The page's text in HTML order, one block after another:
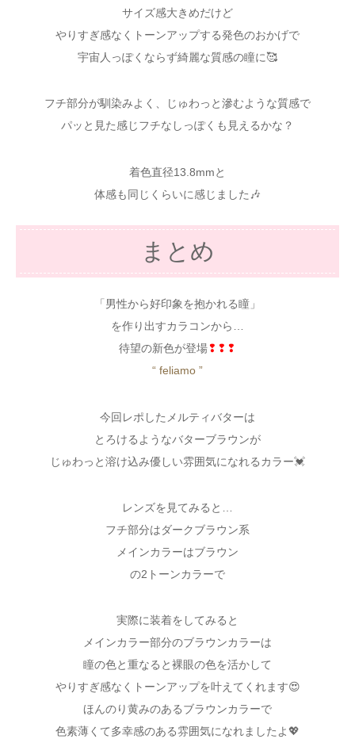
サイズ感大きめだけど
やりすぎ感なくトーンアップする発色のおかげで
宇宙人っぽくならず綺麗な質感の瞳に🥰
フチ部分が馴染みよく、じゅわっと滲むような質感で
パッと見た感じフチなしっぽくも見えるかな？
着色直径13.8mmと
体感も同じくらいに感じました🎶
まとめ
「男性から好印象を抱かれる瞳」
を作り出すカラコンから…
待望の新色が登場❢❢❢
“ feliamo ”
今回レポしたメルティバターは
とろけるようなバターブラウンが
じゅわっと溶け込み優しい雰囲気になれるカラー💓
レンズを見てみると…
フチ部分はダークブラウン系
メインカラーはブラウン
の2トーンカラーで
実際に装着をしてみると
メインカラー部分のブラウンカラーは
瞳の色と重なると裸眼の色を活かして
やりすぎ感なくトーンアップを叶えてくれます😍
ほんのり黄みのあるブラウンカラーで
色素薄くて多幸感のある雰囲気になれましたよ💖